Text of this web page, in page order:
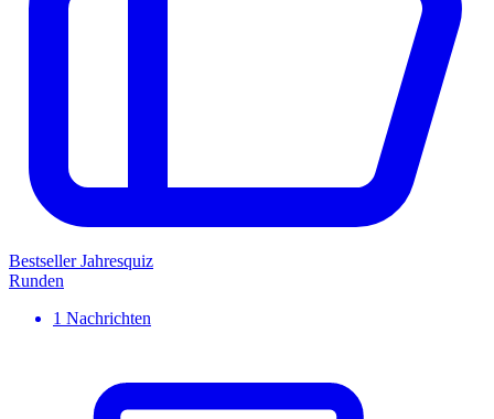
BestsellerJahresquiz
Runden
1 Nachrichten